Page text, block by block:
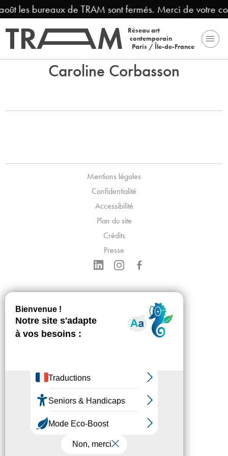
les bureaux de TRAM sont fermés. Merci de votre
Réseau art
contemporain
Paris / Île-de-France
Caroline Corbasson
Mentions légales
Confidentialité
Accessibilité
Plan du site
Crédits
Presse